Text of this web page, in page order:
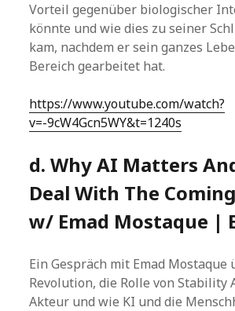
Vorteil gegenüber biologischer
könnte und wie dies zu seiner
kam, nachdem er sein ganzes
Bereich gearbeitet hat.
https://www.youtube.com/watch?
v=-9cW4Gcn5WY&t=1240s
d. Why AI Matters
Deal With The
w/ Emad Mostaque |
Ein Gespräch mit Emad Mostaque
Revolution, die Rolle von Stability
Akteur und wie KI und die